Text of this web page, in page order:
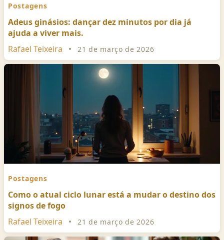
Postagens
Adeus ginásios: dançar dez minutos por dia já
ajuda a viver mais.
Rafael Teixeira
• 21 de março de 2026
Postagens
Como o atual ciclo lunar está a mudar o destino dos
signos de fogo
Rafael Teixeira
• 21 de março de 2026